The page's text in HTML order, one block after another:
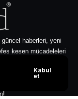
Kabul
et
haberleri, yeni
kesen mücadeleleri
Özel
motosiklet